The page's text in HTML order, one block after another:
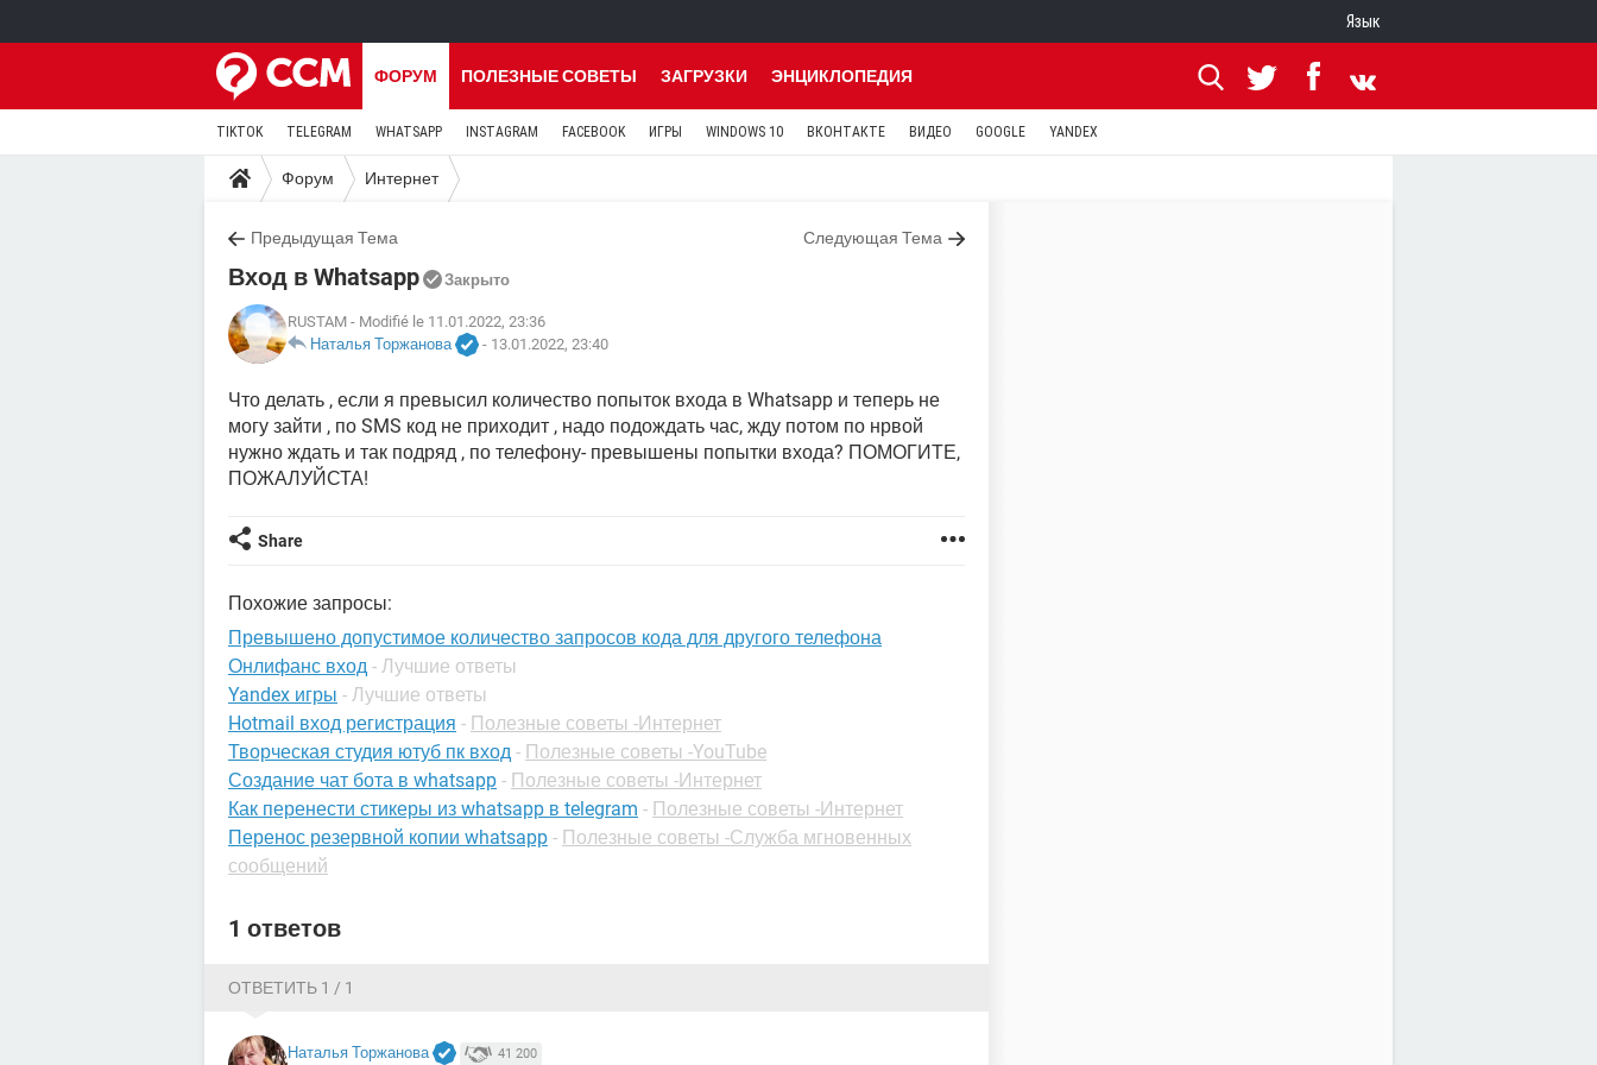
Язык
ФОРУМ ПОЛЕЗНЫЕ СОВЕТЫ ЗАГРУЗКИ ЭНЦИКЛОПЕДИЯ
TIKTOK TELEGRAM WHATSAPP INSTAGRAM FACEBOOK ИГРЫ WINDOWS 10 ВКОНТАКТЕ ВИДЕО GOOGLE YANDEX
Форум Интернет
Предыдущая Тема Следующая Тема
Вход в Whatsapp Закрыто
RUSTAM - Modifié le 11.01.2022, 23:36
Наталья Торжанова
- 13.01.2022, 23:40
Что делать , если я превысил количество попыток входа в Whatsapp и теперь не
могу зайти , по SMS код не приходит , надо подождать час, жду потом по нрвой
нужно ждать и так подряд , по телефону- превышены попытки входа? ПОМОГИТЕ,
ПОЖАЛУЙСТА!
Share
Похожие запросы:
Превышено допустимое количество запросов кода для другого телефона
Онлифанс вход - Лучшие ответы
Yandex игры - Лучшие ответы
Hotmail вход регистрация - Полезные советы -Интернет
Творческая студия ютуб пк вход - Полезные советы -YouTube
Создание чат бота в whatsapp - Полезные советы -Интернет
Как перенести стикеры из whatsapp в telegram - Полезные советы -Интернет
Перенос резервной копии whatsapp - Полезные советы -Служба мгновенных
сообщений
1 ответов
ОТВЕТИТЬ 1 / 1
Наталья Торжанова 41 200